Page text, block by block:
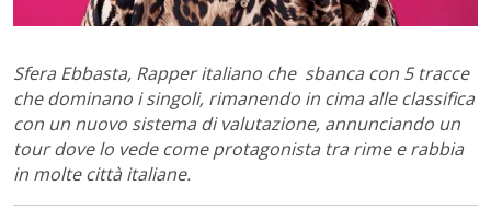
Sfera Ebbasta, Rapper italiano che sbanca con 5 tracce
che dominano i singoli, rimanendo in cima alle classifica
con un nuovo sistema di valutazione, annunciando un
tour dove lo vede come protagonista tra rime e rabbia
in molte città italiane.